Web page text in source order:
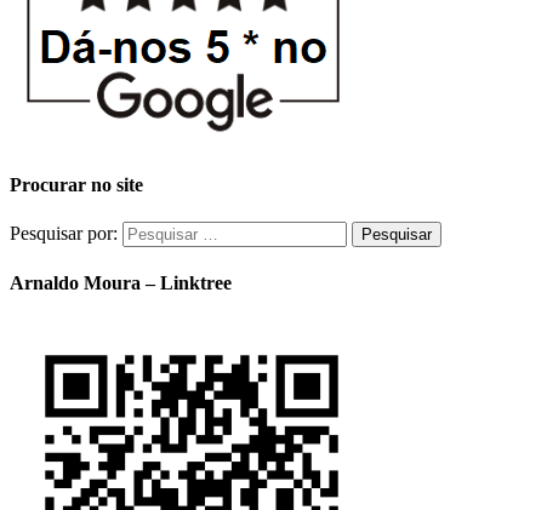
Procurar no site
Pesquisar por:
Arnaldo Moura – Linktree